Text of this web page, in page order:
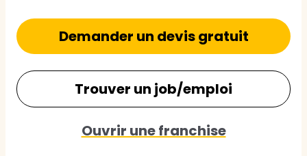
Demander un devis gratuit
Trouver un job/emploi
Ouvrir une franchise